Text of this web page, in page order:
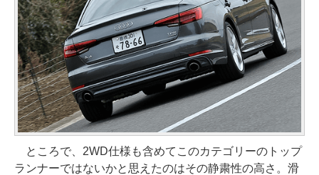
ところで、2WD仕様も含めてこのカテゴリーのトップ
ランナーではないかと思えたのはその静粛性の高さ。滑